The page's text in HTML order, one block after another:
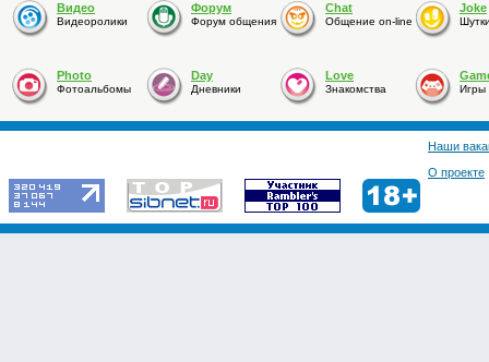
Видео
Видеоролики
Форум
Форум общения
Chat
Общение on-line
Joke
Photo
Фотоальбомы
Day
Дневники
Love
Знакомства Игры
Наши
О проекте